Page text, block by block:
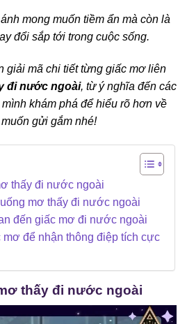
mong muốn tiềm ẩn mà còn là
đổi sắp tới trong cuộc sống.
giải mã chi tiết từng giấc mơ liên
đi nước ngoài, từ ý nghĩa đến các
khám phá để hiểu rõ hơn về
gửi gắm nhé!
thấy đi nước ngoài
mơ thấy đi nước ngoài
đến giấc mơ đi nước ngoài
để nhận thông điệp tích cực
thấy đi nước ngoài